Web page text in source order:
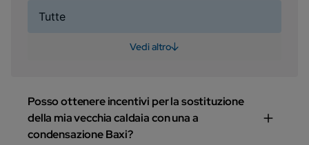
Tutte
Vedi altro
Posso ottenere incentivi per la sostituzione
della mia vecchia caldaia con una a
condensazione Baxi?